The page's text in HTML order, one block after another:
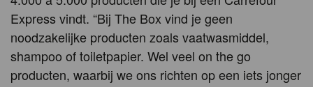
Express vindt. “Bij The Box vind je geen
noodzakelijke producten zoals vaatwasmiddel,
shampoo of toiletpapier. Wel veel on the go
producten, waarbij we ons richten op een iets jonger